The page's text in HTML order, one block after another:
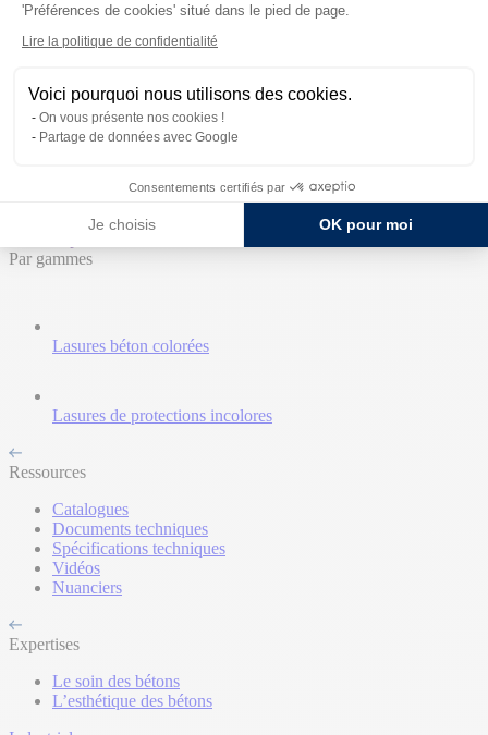
Produits
Ressources
Expertises
Témoignages
Nos Produits
Par gammes
Lasures béton colorées
Lasures de protections incolores
Ressources
Catalogues
Documents techniques
Spécifications techniques
Vidéos
Nuanciers
Expertises
Le soin des bétons
L’esthétique des bétons
'Préférences de cookies' situé dans le pied de page.
Lire la politique de confidentialité
Voici pourquoi nous utilisons des cookies.
On vous présente nos cookies !
Partage de données avec Google
Consentements certifiés par
Je choisis OK pour moi